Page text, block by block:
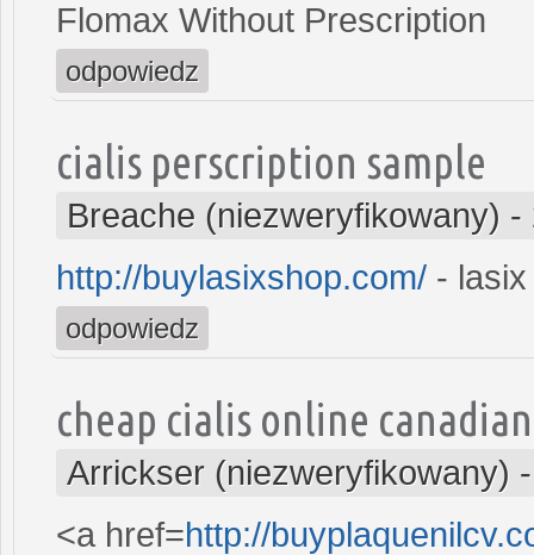
Flomax Without Prescription
odpowiedz
cialis perscription sample
Breache (niezweryfikowany) -
http://buylasixshop.com/ -
odpowiedz
cheap cialis online
Arrickser (niezweryfikowany)
<a href=http://